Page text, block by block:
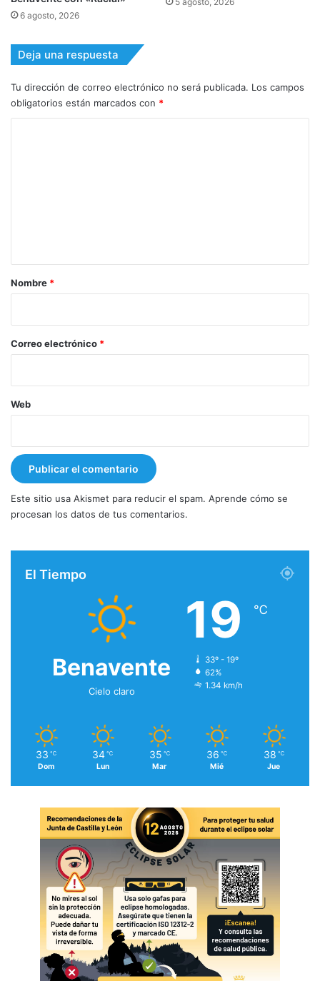
6 agosto, 2026
Deja una respuesta
Tu dirección de correo electrónico no será publicada. Los campos
obligatorios están marcados con *
r
*
Nombre *
Correo electrónico *
Web
Este sitio usa Akismet para reducir el spam. Aprende cómo se
procesan los datos de tus comentarios.
El Tiempo
Benavente
Cielo claro
19 ℃
33º - 19º
62%
1.34 km/h
33 ℃
Dom
34 ℃
Lun
35 ℃
Mar
36 ℃
Mié
38 ℃
Jue